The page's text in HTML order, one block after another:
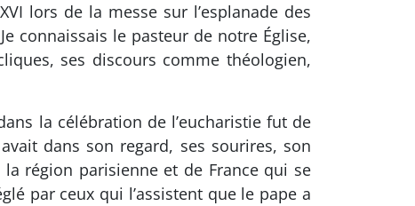
lors de la messe sur l’esplanade des
connaissais le pasteur de notre Église,
ses discours comme théologien,
la célébration de l’eucharistie fut de
dans son regard, ses sourires, son
région parisienne et de France qui se
par ceux qui l’assistent que le pape a